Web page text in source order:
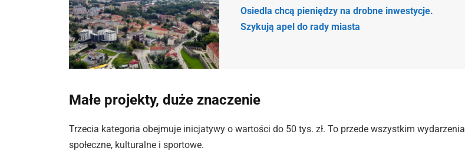
Osiedla chcą pieniędzy na drobne inwestycje.
Szykują apel do rady miasta
Małe projekty, duże znaczenie
Trzecia kategoria obejmuje inicjatywy o wartości do 50 tys. zł. To przede wszystkim wydarzenia
społeczne, kulturalne i sportowe.